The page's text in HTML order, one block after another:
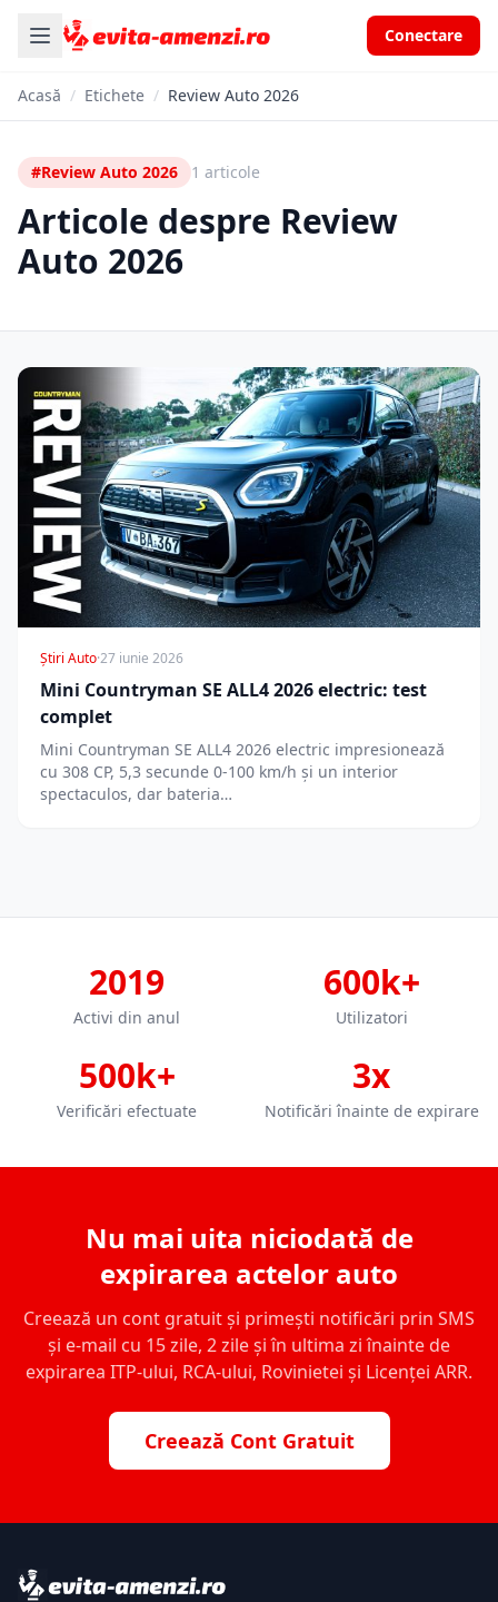
Conectare
Acasă / Etichete / Review Auto 2026
#Review Auto 2026 1 articole
Articole despre Review
Auto 2026
Știri Auto·27 iunie 2026
Mini Countryman SE ALL4 2026 electric: test
complet
Mini Countryman SE ALL4 2026 electric impresionează
cu 308 CP, 5,3 secunde 0-100 km/h și un interior
spectaculos, dar bateria…
2019
Activi din anul
600k+
Utilizatori
500k+
Verificări efectuate
3x
Notificări înainte de expirare
Nu mai uita niciodată de
expirarea actelor auto
Creează un cont gratuit și primești notificări prin SMS
și e-mail cu 15 zile, 2 zile și în ultima zi înainte de
expirarea ITP-ului, RCA-ului, Rovinietei și Licenței ARR.
Creează Cont Gratuit